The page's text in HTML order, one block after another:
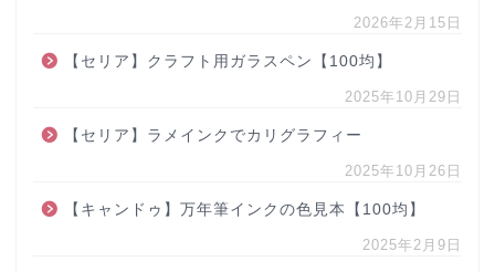
2026年2月15日
【セリア】クラフト用ガラスペン【100均】
2025年10月29日
【セリア】ラメインクでカリグラフィー
2025年10月26日
【キャンドゥ】万年筆インクの色見本【100均】
2025年2月9日